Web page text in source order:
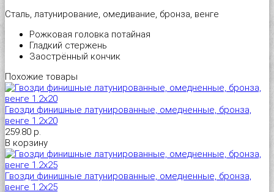
Универсальный дюбель потай и с бортом
Универсальный распорный дюбель с петельным крюком RUO
Универсальный распорный дюбель с потолочным крюком RUС
Универсальный распорный дюбель с простым крюком RUL
Фасадный анкер “Wkret-met”
Шпатель фасадный нержавеющий, зубчатый 8х8мм
Сталь, латунирование, омедивание, бронза, венге
Рожковая головка потайная
Гладкий стержень
Заострённый кончик
Похожие товары
Гвозди финишные латунированные, омедненные, бронза,
венге 1.2х20
259.80 р.
В корзину
Гвозди финишные латунированные, омедненные, бронза,
венге 1.2х25